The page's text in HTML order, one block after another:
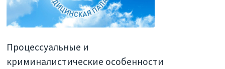
Процессуальные и
криминалистические особенности